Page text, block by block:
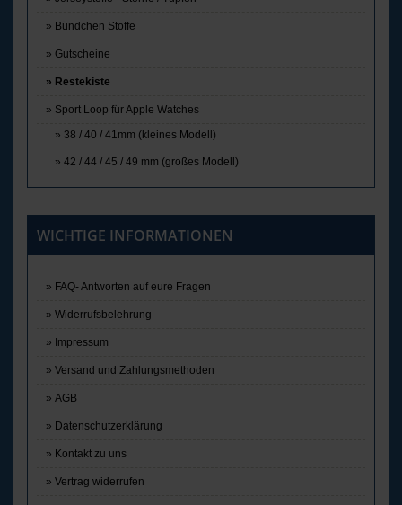
Bündchen Stoffe
Gutscheine
Restekiste
Sport Loop für Apple Watches
38 / 40 / 41mm (kleines Modell)
42 / 44 / 45 / 49 mm (großes Modell)
WICHTIGE INFORMATIONEN
FAQ- Antworten auf eure Fragen
Widerrufsbelehrung
Impressum
Versand und Zahlungsmethoden
AGB
Datenschutzerklärung
Kontakt zu uns
Vertrag widerrufen